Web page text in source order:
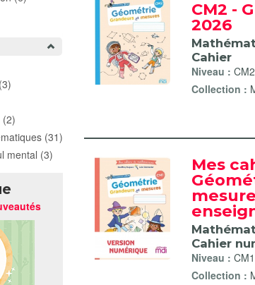
Apply 1, 2, 3...Parcours filter
Apply Coloriages magiques filter
(2)
(31) Apply Mes cahiers de mathématiques filter
mental (3) Apply Mes gammes de calcul mental filter
CM2 -
2026
Cahier
Niveau :CM2
Collection :
Mes
Cahier
Niveau :CM1
Collection :